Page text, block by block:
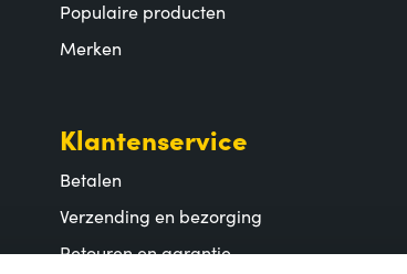
Populaire producten
Merken
Klantenservice
Betalen
Verzending en bezorging
Retouren en garantie